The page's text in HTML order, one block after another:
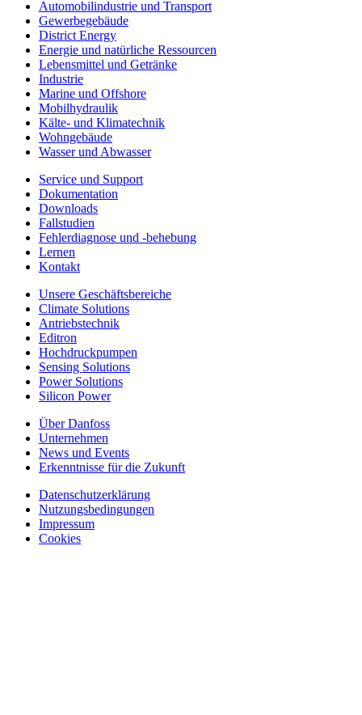
Automobilindustrie und Transport
Gewerbegebäude
District Energy
Energie und natürliche Ressourcen
Lebensmittel und Getränke
Industrie
Marine und Offshore
Mobilhydraulik
Kälte- und Klimatechnik
Wohngebäude
Wasser und Abwasser
Service und Support
Dokumentation
Downloads
Fallstudien
Fehlerdiagnose und -behebung
Lernen
Kontakt
Unsere Geschäftsbereiche
Climate Solutions
Antriebstechnik
Editron
Hochdruckpumpen
Sensing Solutions
Power Solutions
Silicon Power
Über Danfoss
Unternehmen
News und Events
Erkenntnisse für die Zukunft
Datenschutzerklärung
Nutzungsbedingungen
Impressum
Cookies